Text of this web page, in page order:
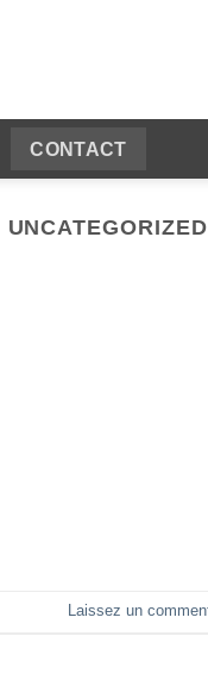
CONTACT
UNCATEGORIZED
Laissez un